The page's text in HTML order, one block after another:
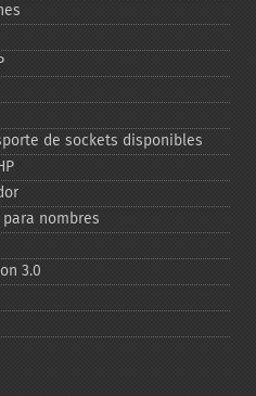
de sockets disponibles
nombres
3.0